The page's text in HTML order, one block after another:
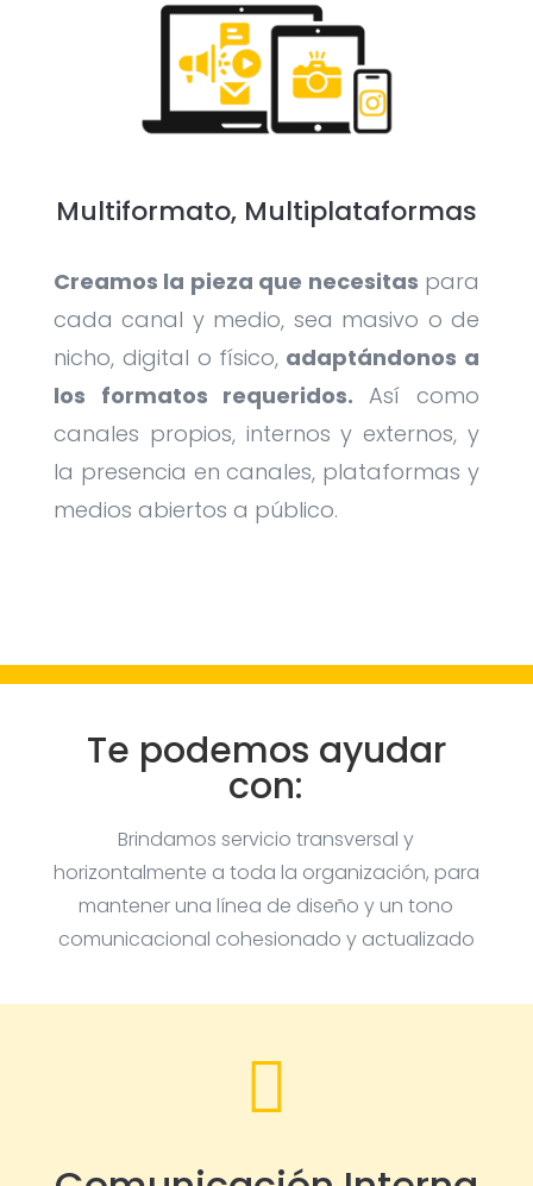
Multiformato, Multiplataformas
Creamos la pieza que necesitas para
cada canal y medio, sea masivo o de
nicho, digital o físico, adaptándonos a
los formatos requeridos.Así como
canales propios, internos y externos, y
la presencia en canales, plataformas y
medios abiertos a público.
Te podemos ayudar
con:
Brindamos servicio transversal y
horizontalmente a toda la organización, para
mantener una línea de diseño y un tono
comunicacional cohesionado y actualizado
